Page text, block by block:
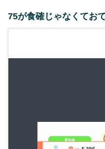
75が食確じゃなくてお